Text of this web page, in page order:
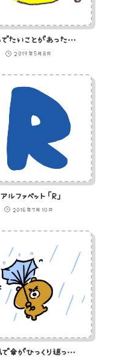
おめでたいことがあったであろうひよこの絵文字
2019年5月8日
アルファベット「R」
2016年7月10日
強風で傘がひっくり返っている熊のイラスト